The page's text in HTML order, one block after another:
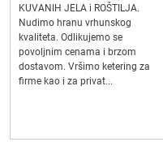
KUVANIH JELA i ROŠTILJA.
Nudimo hranu vrhunskog
kvaliteta. Odlikujemo se
povoljnim cenama i brzom
dostavom. Vršimo ketering za
firme kao i za privat...